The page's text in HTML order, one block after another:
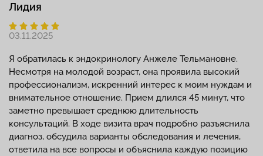
Лидия
03.11.2025
Я обратилась к эндокринологу Анжелe Тельмановне.
Несмотря на молодой возраст, она проявила высокий
профессионализм, искренний интерес к моим нуждам и
внимательное отношение. Прием длился 45 минут, что
заметно превышает среднюю длительность
консультаций. В ходе визита врач подробно разъяснила
диагноз, обсудила варианты обследования и лечения,
ответила на все вопросы и объяснила каждую позицию